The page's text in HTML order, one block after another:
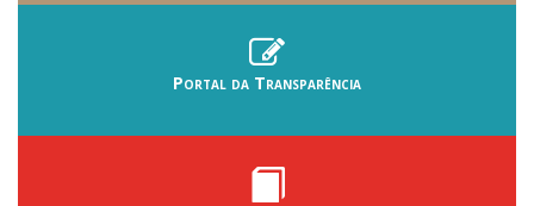
Portal da Transparência